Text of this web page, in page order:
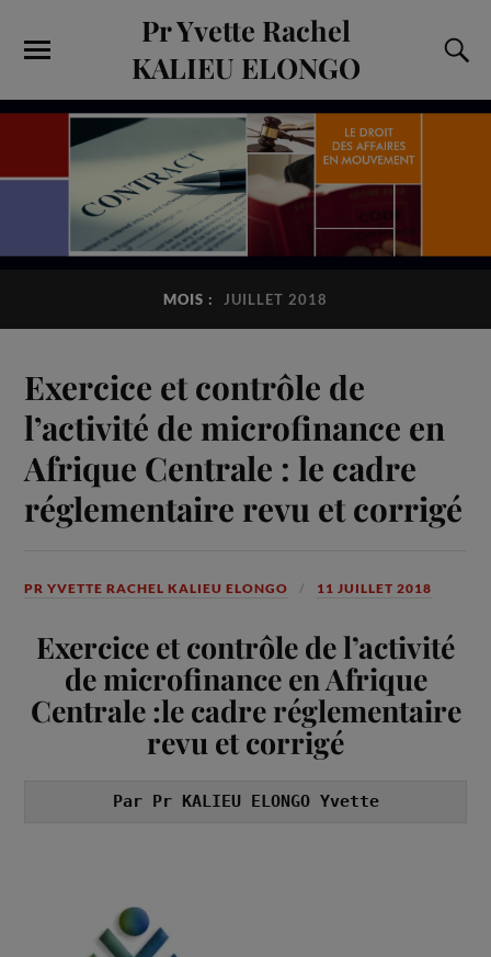
Pr Yvette Rachel
KALIEU ELONGO
MOIS : JUILLET 2018
Exercice et contrôle de
l’activité de microfinance en
Afrique Centrale : le cadre
réglementaire revu et corrigé
PR YVETTE RACHEL KALIEU ELONGO 11 JUILLET 2018
Exercice et contrôle de l’activité
de microfinance en Afrique
Centrale :le cadre réglementaire
revu et corrigé
Par Pr KALIEU ELONGO Yvette